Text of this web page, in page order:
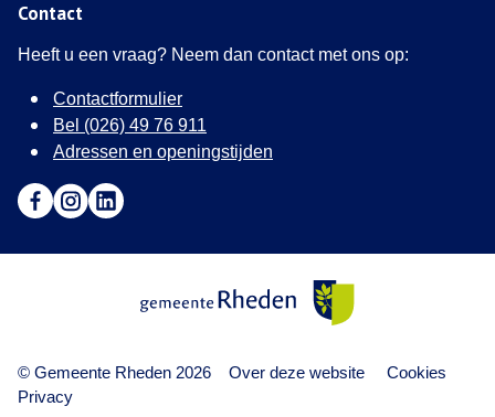
Contact
Heeft u een vraag? Neem dan contact met ons op:
Contactformulier
Bel (026) 49 76 911
Adressen en openingstijden
© Gemeente Rheden 2026
Over deze website
Cookies
Privacy